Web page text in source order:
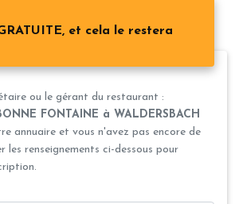
et cela le restera
ou le gérant du restaurant :
FONTAINE à WALDERSBACH
annuaire et vous n'avez pas encore de
les renseignements ci-dessous pour